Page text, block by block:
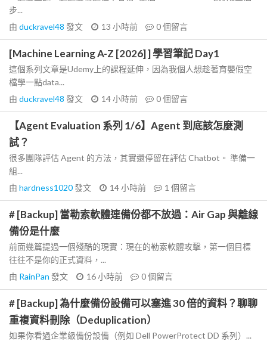
步...
由 duckravel48 發文 13 小時前 0個留言
[Machine Learning A-Z [2026] ] 學習筆記 Day1
這個系列文章是Udemy上的課程延伸，因為我個人想趁著育嬰假空
檔學一點data...
由 duckravel48 發文 14 小時前 0個留言
【Agent Evaluation 系列 1/6】Agent 到底該怎麼測
試？
很多團隊評估 Agent 的方法，其實還停留在評估 Chatbot。 準備一
組...
由 hardness1020發文 14 小時前 1 個留言
# [Backup] 當勒索軟體連備份都不放過：Air Gap 與離線
備份是什麼
前面幾篇提過一個殘酷的現實：現在的勒索軟體攻擊，第一個目標
往往不是你的正式資料，...
由 RainPan 發文 16 小時前 0個留言
# [Backup] 為什麼備份設備可以塞進 30 倍的資料？聊聊
重複資料刪除（Deduplication）
如果你看過企業級備份設備（例如 Dell PowerProtect DD 系列）...